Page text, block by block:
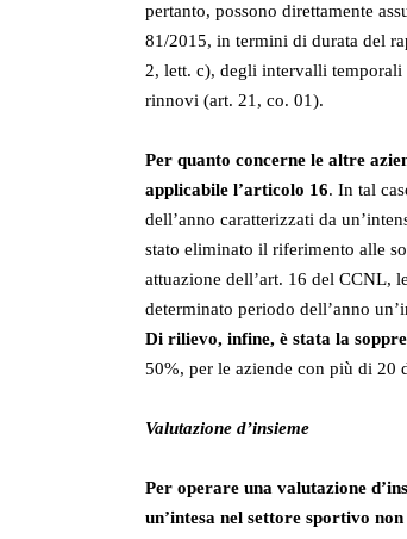
pertanto, possono direttamente
81/2015, in termini di durata del
2, lett. c), degli intervalli temporali
rinnovi (art. 21, co. 01).
Per quanto concerne le altre
applicabile l’articolo 16. In tal
dell’anno caratterizzati da
stato eliminato il riferimento alle
attuazione dell’art. 16 del CCNL,
determinato periodo dell’anno
Di rilievo, infine, è stata la
50%, per le aziende con più di 20
Valutazione d’insieme
Per operare una valutazione
un’intesa nel settore sportivo